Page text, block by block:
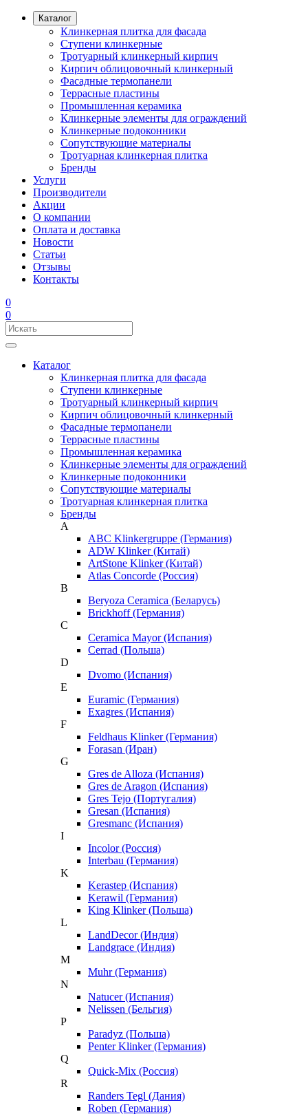
Каталог
Клинкерная плитка для фасада
Ступени клинкерные
Тротуарный клинкерный кирпич
Кирпич облицовочный клинкерный
Фасадные термопанели
Террасные пластины
Промышленная керамика
Клинкерные элементы для ограждений
Клинкерные подоконники
Сопутствующие материалы
Тротуарная клинкерная плитка
Бренды
Услуги
Производители
Акции
О компании
Оплата и доставка
Новости
Статьи
Отзывы
Контакты
0
0
Каталог
Клинкерная плитка для фасада
Ступени клинкерные
Тротуарный клинкерный кирпич
Кирпич облицовочный клинкерный
Фасадные термопанели
Террасные пластины
Промышленная керамика
Клинкерные элементы для ограждений
Клинкерные подоконники
Сопутствующие материалы
Тротуарная клинкерная плитка
Бренды
A
ABC Klinkergruppe (Германия)
ADW Klinker (Китай)
ArtStone Klinker (Китай)
Atlas Concorde (Россия)
B
Beryoza Ceramica (Беларусь)
Brickhoff (Германия)
C
Ceramica Mayor (Испания)
Cerrad (Польша)
D
Dvomo (Испания)
E
Euramic (Германия)
Exagres (Испания)
F
Feldhaus Klinker (Германия)
Forasan (Иран)
G
Gres de Alloza (Испания)
Gres de Aragon (Испания)
Gres Tejo (Португалия)
Gresan (Испания)
Gresmanc (Испания)
I
Incolor (Россия)
Interbau (Германия)
K
Kerastep (Испания)
Kerawil (Германия)
King Klinker (Польша)
L
LandDecor (Индия)
Landgrace (Индия)
M
Muhr (Германия)
N
Natucer (Испания)
Nelissen (Бельгия)
P
Paradyz (Польша)
Penter Klinker (Германия)
Q
Quick-Mix (Россия)
R
Randers Tegl (Дания)
Roben (Германия)